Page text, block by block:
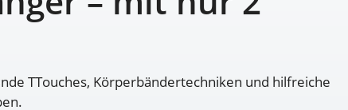
TTouches, Körperbändertechniken und hilfreiche